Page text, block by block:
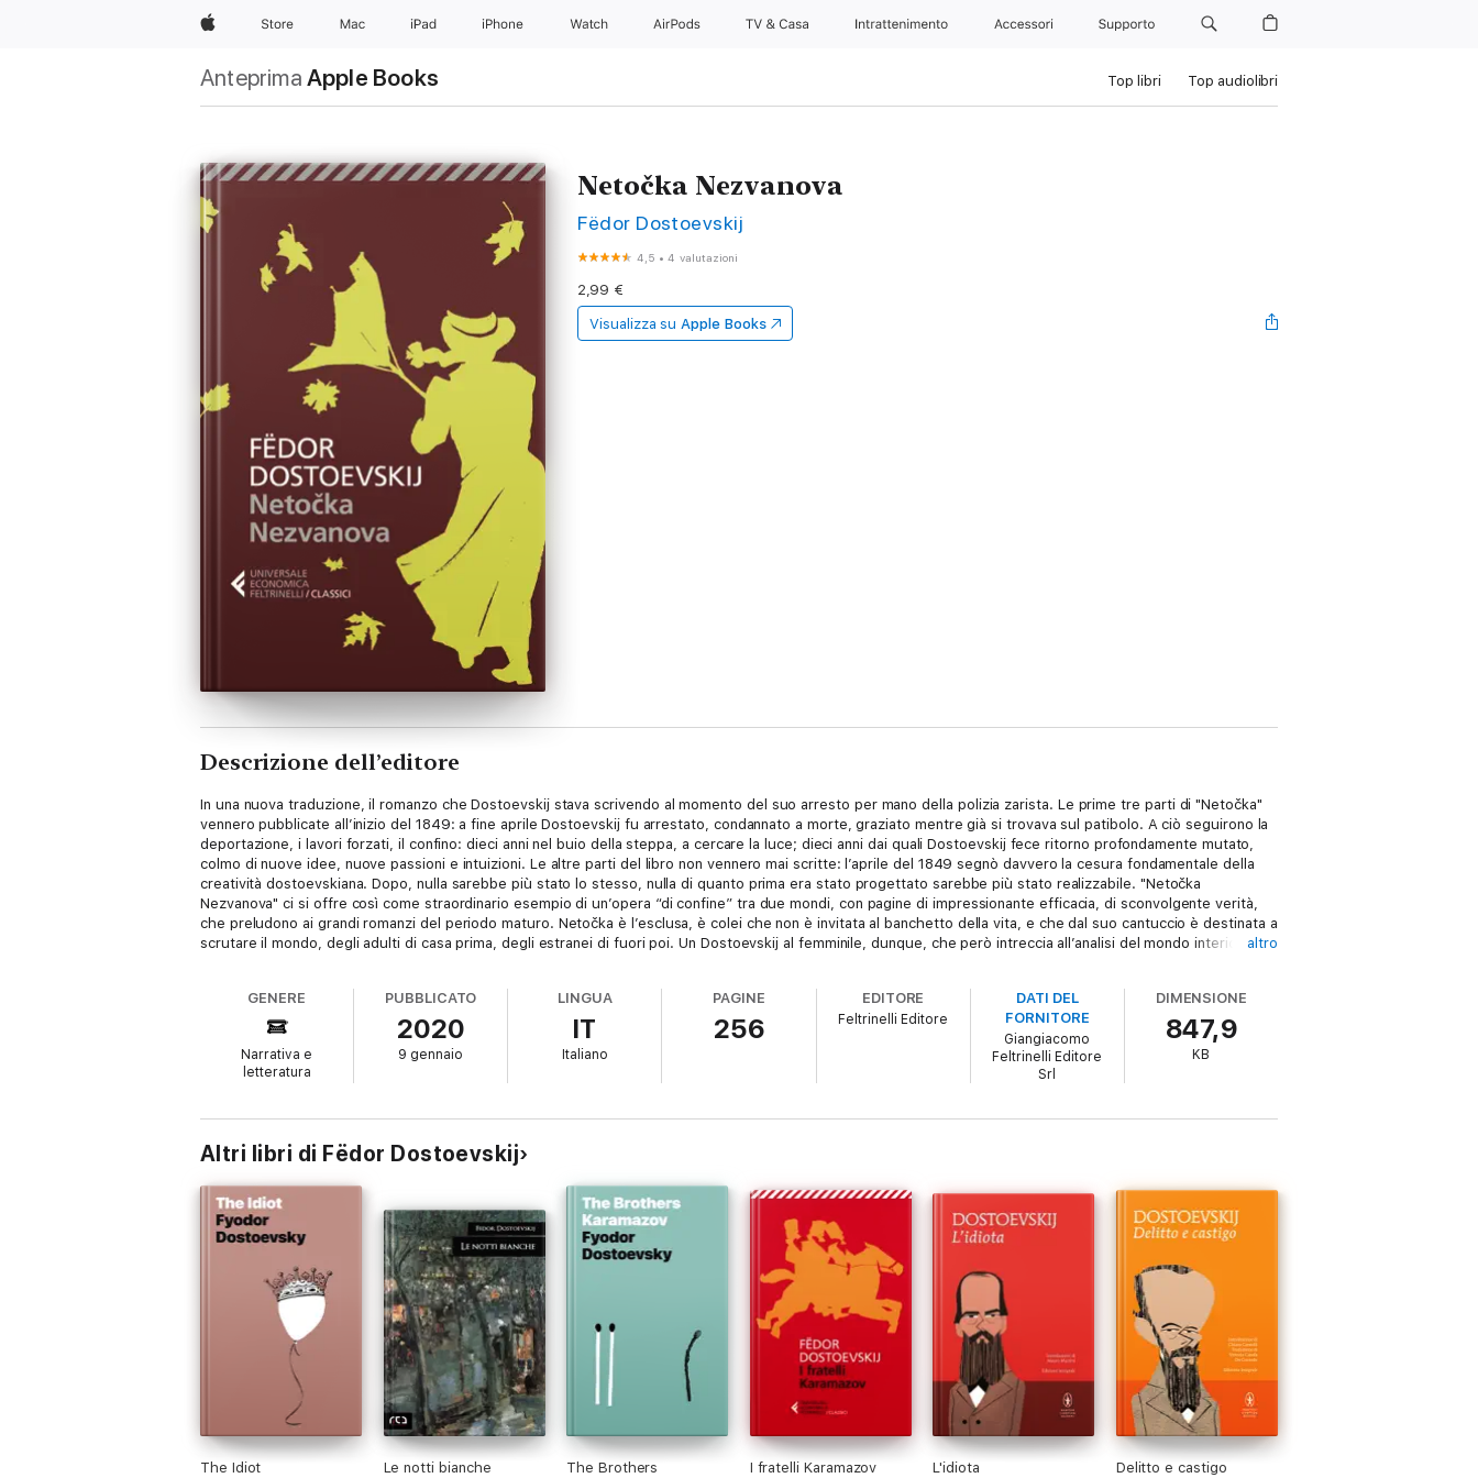
AppleStore Mac iPad iPhone Watch AirPods TV & Casa Intrattenimento Accessori Supporto
Anteprima Apple Books Top libri Top audiolibri
Netočka Nezvanova
Fëdor Dostoevskij
4,5 •4 valutazioni
2,99 €
Visualizza su Apple Books
Descrizione dell’editore
In una nuova traduzione, il romanzo che Dostoevskij stava scrivendo al momento del suo arresto per mano della polizia zarista. Le prime tre parti di "Netočka"
vennero pubblicate all’inizio del 1849: a fine aprile Dostoevskij fu arrestato, condannato a morte, graziato mentre già si trovava sul patibolo. A ciò seguirono la
deportazione, i lavori forzati, il confino: dieci anni nel buio della steppa, a cercare la luce; dieci anni dai quali Dostoevskij fece ritorno profondamente mutato,
colmo di nuove idee, nuove passioni e intuizioni. Le altre parti del libro non vennero mai scritte: l’aprile del 1849 segnò davvero la cesura fondamentale della
creatività dostoevskiana. Dopo, nulla sarebbe più stato lo stesso, nulla di quanto prima era stato progettato sarebbe più stato realizzabile. "Netočka
Nezvanova" ci si offre così come straordinario esempio di un’opera “di confine” tra due mondi, con pagine di impressionante efficacia, di sconvolgente verità,
che preludono ai grandi romanzi del periodo maturo. Netočka è l’esclusa, è colei che non è invitata al banchetto della vita, e che dal suo cantuccio è destinata a
scrutare il mondo, degli adulti di casa prima, degli estranei di fuori poi. Un Dostoevskij al femminile, dunque, che però intreccia all’analisi del mondo interiorealtro
GENERE
Narrativa e
letteratura
PUBBLICATO
2020
9 gennaio
LINGUA
IT
Italiano
PAGINE
256
EDITORE
Feltrinelli Editore
DATI DEL
FORNITORE
Giangiacomo
Feltrinelli Editore
Srl
DIMENSIONE
847,9
KB
Altri libri di Fëdor Dostoevskij
The Idiot Le notti bianche The Brothers I fratelli Karamazov L'idiota Delitto e castigo